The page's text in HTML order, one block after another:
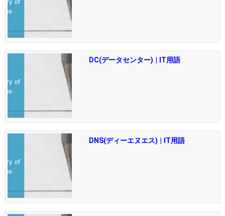
DC(データセンター) | IT用語
DNS(ディーエヌエス) | IT用語